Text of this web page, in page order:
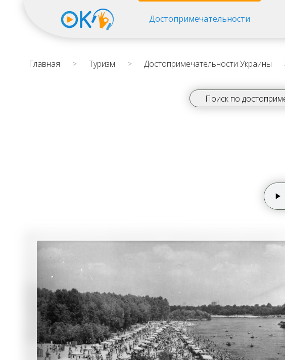
Достопримечательности
Главная > Туризм > Достопримечательности Украины